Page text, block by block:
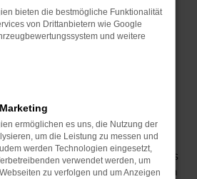
in Achim steht Ihnen mit
an Neuwagen zur Seite und
finden.
Services wie
der Inzahlungnahme Ihres
Besuchen Sie uns und lassen
bieten die bestmögliche Funktionalität
von Drittanbietern wie Google
und weitere
ermöglichen es uns, die Nutzung der
um die Leistung zu messen und
werden Technologien eingesetzt,
verwendet werden, um
zu verfolgen und um Anzeigen